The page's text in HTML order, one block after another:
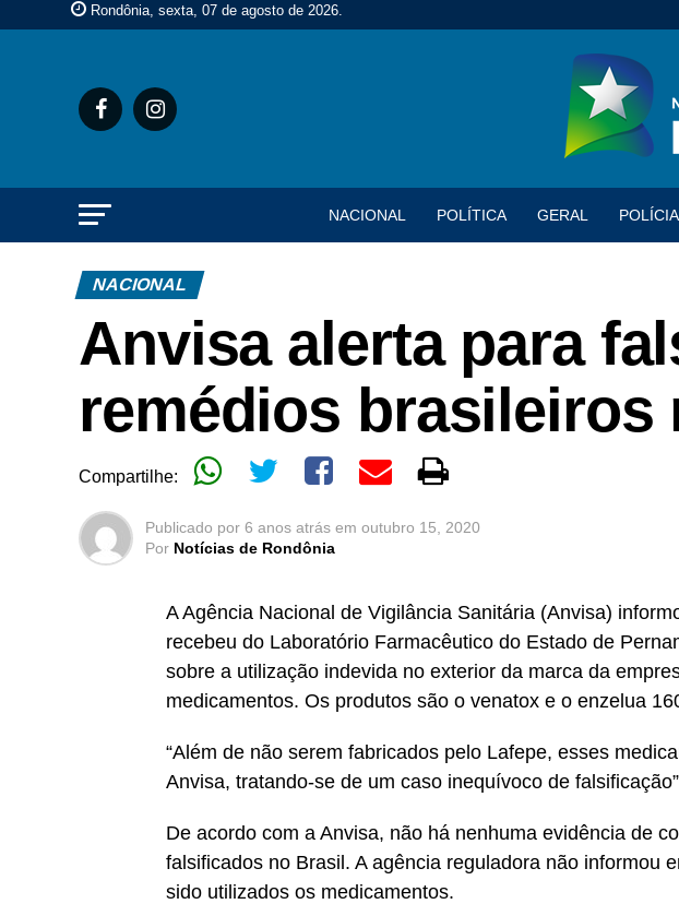
Rondônia, sexta, 07 de agosto de 2026.
NACIONAL POLÍTICA GERAL POLÍCIA
NACIONAL
Anvisa alerta para
remédios brasileiros
Compartilhe:
Publicado por 6 anos atrás em outubro 15, 2020
Por Notícias de Rondônia
A Agência Nacional de Vigilância Sanitária (Anvisa)
recebeu do Laboratório Farmacêutico do Estado de
sobre a utilização indevida no exterior da marca da
medicamentos. Os produtos são o venatox e o enzelua
“Além de não serem fabricados pelo Lafepe, esses
Anvisa, tratando-se de um caso inequívoco de
De acordo com a Anvisa, não há nenhuma evidência de
falsificados no Brasil. A agência reguladora não informou
sido utilizados os medicamentos.